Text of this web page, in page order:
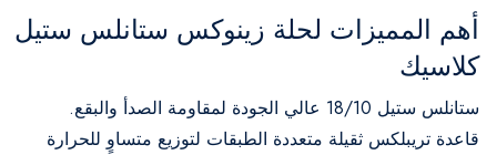
أهم المميزات لحلة زينوكس ستانلس ستيل
كلاسيك
ستانلس ستيل 18/10 عالي الجودة لمقاومة الصدأ والبقع.
قاعدة تريبلكس ثقيلة متعددة الطبقات لتوزيع متساوٍ للحرارة